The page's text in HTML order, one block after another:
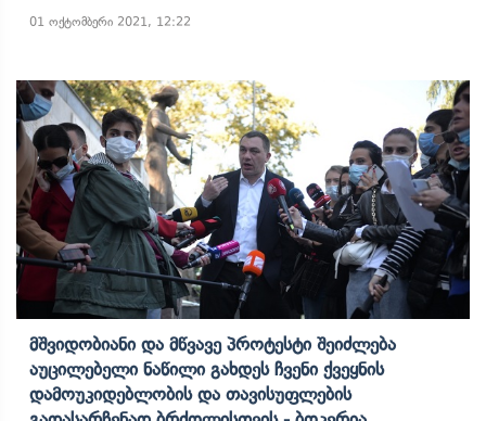
01 ოქტომბერი 2021, 12:22
Მშვიდობიანი Და Მწვავე Პროტესტი Შეიძლება
Აუცილებელი Ნაწილი Გახდეს Ჩვენი Ქვეყნის
Დამოუკიდებლობის Და Თავისუფლების